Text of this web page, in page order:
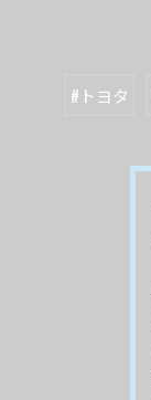
#トヨタ